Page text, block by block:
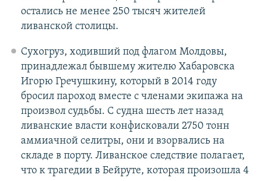
остались не менее 250 тысяч жителей
ливанской столицы.
Сухогруз, ходивший под флагом Молдовы,
принадлежал бывшему жителю Хабаровска
Игорю Гречушкину, который в 2014 году
бросил пароход вместе с членами экипажа на
произвол судьбы. С судна шесть лет назад
ливанские власти конфисковали 2750 тонн
аммиачной селитры, они и взорвались на
складе в порту. Ливанское следствие полагает,
что к трагедии в Бейруте, которая произошла 4